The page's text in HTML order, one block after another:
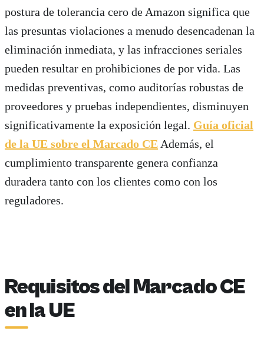
postura de tolerancia cero de Amazon significa que
las presuntas violaciones a menudo desencadenan la
eliminación inmediata, y las infracciones seriales
pueden resultar en prohibiciones de por vida. Las
medidas preventivas, como auditorías robustas de
proveedores y pruebas independientes, disminuyen
significativamente la exposición legal. Guía oficial
de la UE sobre el Marcado CE Además, el
cumplimiento transparente genera confianza
duradera tanto con los clientes como con los
reguladores.
Requisitos del Marcado CE
en la UE